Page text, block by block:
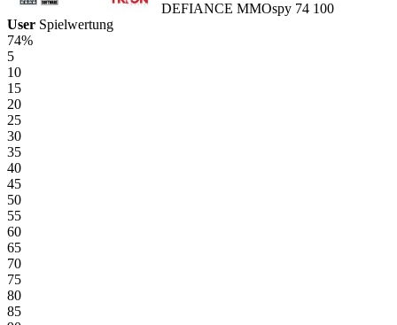
DEFIANCE MMOspy 74 100
User Spielwertung
74%
5
10
15
20
25
30
35
40
45
50
55
60
65
70
75
80
85